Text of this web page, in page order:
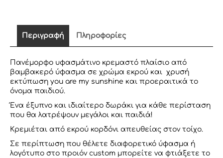
Περιγραφή Πληροφορίες
Πανέμορφο υφασμάτινο κρεμαστό πλαίσιο από
βαμβακερό ύφασμα σε χρώμα εκρού και χρυσή
εκτύπωση you are my sunshine και προεραιτικά το
όνομα παιδιού.
Ένα έξυπνο και ιδιαίτερο δωράκι για κάθε περίσταση
που θα λατρέψουν μεγάλοι και παιδιά!
Κρεμιέται από εκρού κορδόνι απευθείας στον τοίχο.
Σε περίπτωση που θέλετε διαφορετικό ύφασμα ή
λογότυπο στο προιόν custom μπορείτε να φτιάξετε το